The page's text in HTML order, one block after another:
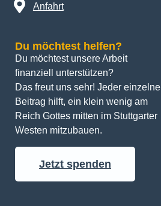
Anfahrt
Du möchtest helfen?
Du möchtest unsere Arbeit
finanziell unterstützen?
Das freut uns sehr! Jeder einzelne
Beitrag hilft, ein klein wenig am
Reich Gottes mitten im Stuttgarter
Westen mitzubauen.
Jetzt spenden